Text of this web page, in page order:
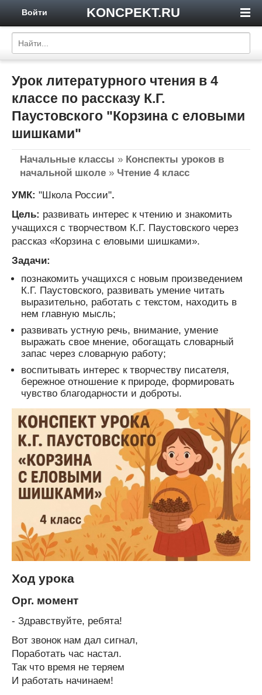
KONCPEKT.RU
Войти
Урок литературного чтения в 4
классе по рассказу К.Г.
Паустовского "Корзина с еловыми
шишками"
Начальные классы » Конспекты уроков в
начальной школе » Чтение 4 класс
УМК: "Школа России".
Цель: развивать интерес к чтению и знакомить
учащихся с творчеством К.Г. Паустовского через
рассказ «Корзина с еловыми шишками».
Задачи:
познакомить учащихся с новым произведением
К.Г. Паустовского, развивать умение читать
выразительно, работать с текстом, находить в
нем главную мысль;
развивать устную речь, внимание, умение
выражать свое мнение, обогащать словарный
запас через словарную работу;
воспитывать интерес к творчеству писателя,
бережное отношение к природе, формировать
чувство благодарности и доброты.
Ход урока
Орг. момент
- Здравствуйте, ребята!
Вот звонок нам дал сигнал,
Поработать час настал.
Так что время не теряем
И работать начинаем!